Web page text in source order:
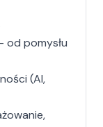
od pomysłu
(AI,